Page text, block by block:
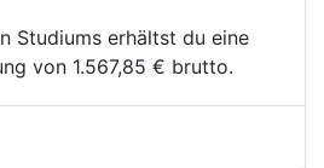
Studiums erhältst du eine
von 1.567,85 € brutto.